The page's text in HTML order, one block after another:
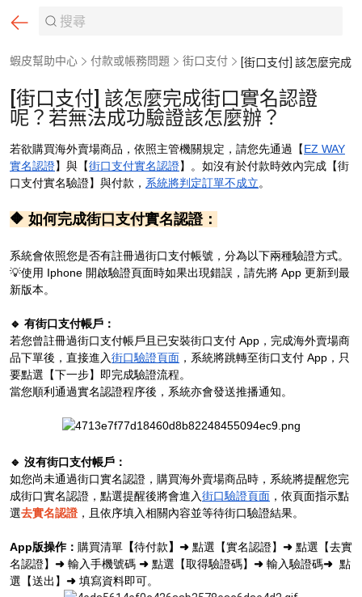
蝦皮幫助中心 付款或帳務問題 街口支付 [街口支付] 該怎麼完成街口實名認證呢？若無法成功驗證該怎麼辦？
[街口支付] 該怎麼完成街口實名認證
呢？若無法成功驗證該怎麼辦？
若欲購買海外賣場商品，依照主管機關規定，請您先通過【EZ WAY
實名認證】與【街口支付實名認證】。 如沒有於付款時效內完成【街
口支付實名驗證】與付款， 系統將判定訂單不成立。
🔶 如何完成街口支付實名認證：
系統會依照您是否有註冊過街口支付帳號，分為以下兩種驗證方式。
💡使用 Iphone 開啟驗證頁面時如果出現錯誤，請先將 App 更新到最
新版本。
🔹 有街口支付帳戶：
若您曾註冊過街口支付帳戶且已安裝街口支付 App，完成海外賣場商
品下單後，直接進入街口驗證頁面 ，系統將跳轉至街口支付 App，只
要點選【下一步】即完成驗證流程。
當您順利通過實名認證程序後，系統亦會發送推播通知。
🔹 沒有街口支付帳戶：
如您尚未通過街口實名認證，購買海外賣場商品時，系統將提醒您完
成街口實名認證，點選提醒後將會進入街口驗證頁面 ，依頁面指示點
選去實名認證，且依序填入相關內容並等待街口驗證結果。
App版操作： 購買清單 【待付款】➜ 點選【實名認證】 ➜ 點選【去實
名認證】 ➜ 輸入手機號碼 ➜ 點選【取得驗證碼】 ➜ 輸入驗證碼➜ 點
選【送出】 ➜ 填寫資料即可。